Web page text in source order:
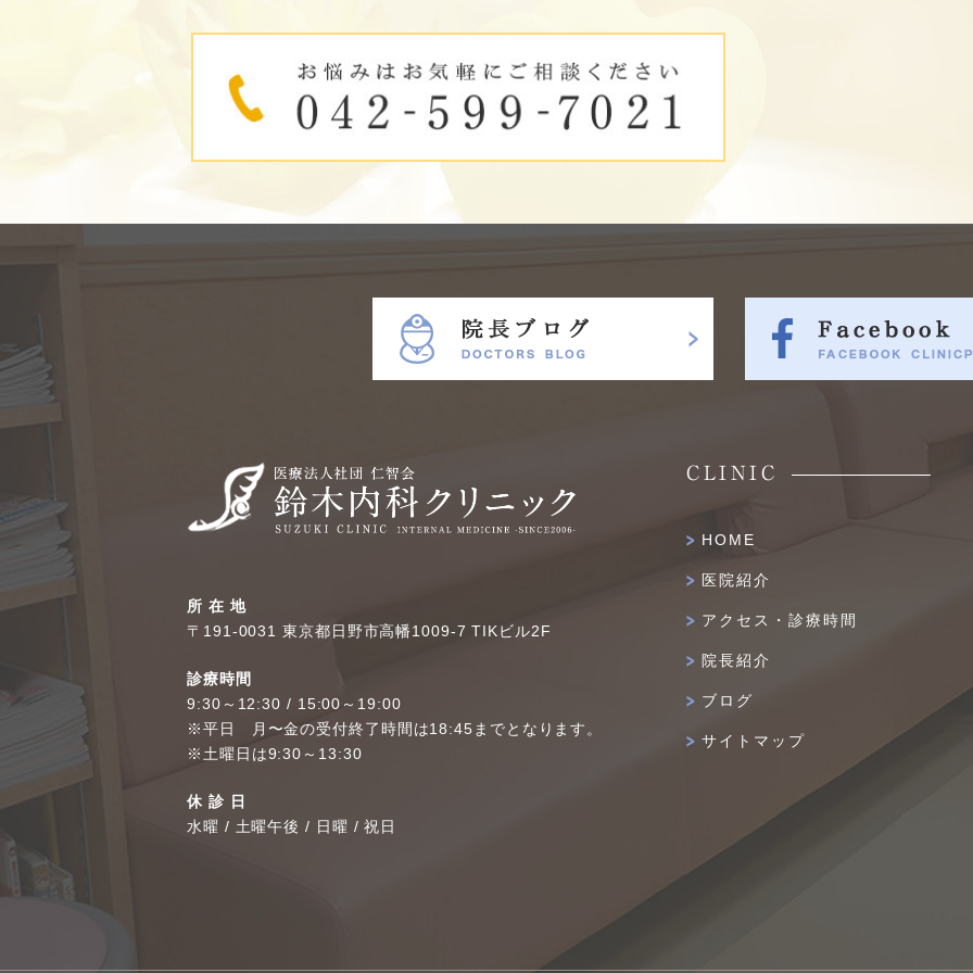
所 在 地
〒191-0031 東京都日野市高幡1009-7 TIKビル2F
診療時間
9:30～12:30 / 15:00～19:00
※平日 月〜金の受付終了時間は18:45までとなります。
※土曜日は9:30～13:30
休 診 日
水曜 / 土曜午後 / 日曜 / 祝日
CLINIC
HOME
医院紹介
アクセス・診療時間
院長紹介
ブログ
サイトマップ